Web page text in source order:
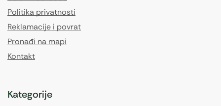
Politika privatnosti
Reklamacije i povrat
Pronađi na mapi
Kontakt
Kategorije